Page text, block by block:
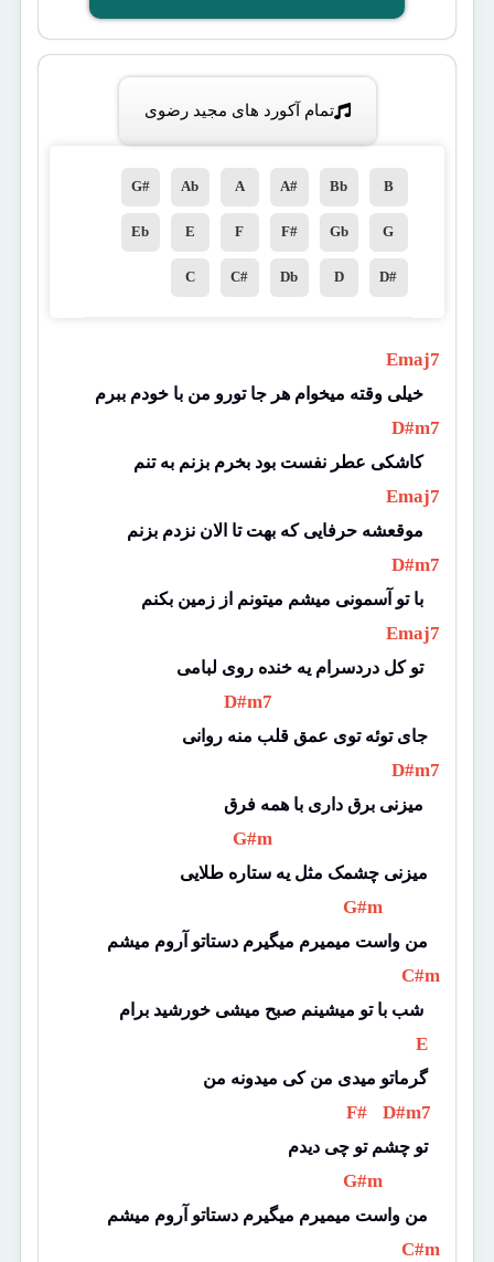
تمام آکورد های مجید رضوی
B
Bb
A#
A
Ab
G#
G
Gb
F#
F
E
Eb
D#
D
Db
C#
C
Emaj7
خیلی وقته میخوام هر جا تورو من با خودم ببرم
D#m7
کاشکی عطر نفست بود بخرم بزنم به تنم
Emaj7
D#m7
با تو آسمونی میشم میتونم از زمین بکنم
Emaj7
تو کل دردسرام یه خنده روی لبامی
D#m7
جای توئه توی عمق قلب منه روانی
D#m7
G#m
میزنی چشمک مثل یه ستاره طلایی
G#m
من واست میمیرم میگیرم دستاتو آروم میشم
C#m
شب با تو میشینم صبح میشی خورشید برام
E
گرماتو میدی من کی میدونه من
F# D#m7
تو چشم تو چی دیدم
G#m
من واست میمیرم میگیرم دستاتو آروم میشم
C#m